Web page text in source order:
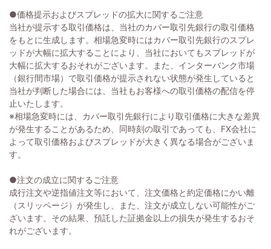
●価格提示およびスプレッドの拡大に関するご注意
当社が提示する取引価格は、当社のカバー取引先銀行の取引価格
をもとに生成します。相場急変時にはカバー取引先銀行のスプレ
ッドが大幅に拡大することにより、当社においてもスプレッドが
大幅に拡大するおそれがございます。また、インターバンク市場
（銀行間市場）で取引価格が提示されない状態が発生していると
当社が判断した場合には、当社もお客様への取引価格の配信を停
止いたします。
※相場急変時には、カバー取引先銀行により取引価格に大きな差異
が発生することがあるため、同時刻の取引であっても、FX会社に
よって取引価格およびスプレッドが大きく異なる場合がございま
す。
●注文の成立に関するご注意
成行注文や逆指値注文等において、注文価格と約定価格にかい離
（スリッページ）が発生し、また、注文が成立しない可能性がご
ざいます。その結果、預託した証拠金以上の損失が発生するおそ
れがございます。